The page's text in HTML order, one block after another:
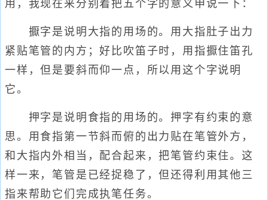
用，我现在来分别着把五个字的意义申说一下：
擫字是说明大指的用场的。用大指肚子出力
紧贴笔管的内方；好比吹笛子时，用指擫住笛孔
一样，但是要斜而仰一点，所以用这个字说明
它。
押字是说明食指的用场的。押字有约束的意
思。用食指第一节斜而俯的出力贴在笔管外方，
和大指内外相当，配合起来，把笔管约束住。这
样一来，笔管是已经捉稳了，但还得利用其他三
指来帮助它们完成执笔任务。